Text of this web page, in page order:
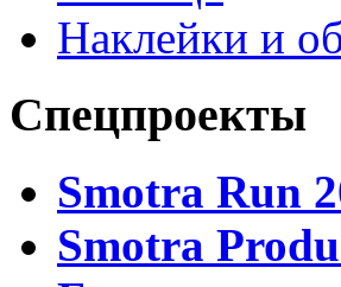
Наклейки и
Спецпроекты
Smotra Run
Smotra